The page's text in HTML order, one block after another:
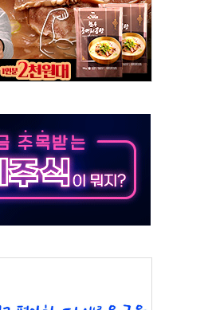
개 과제 손본다
목소리 내야"
견
정"